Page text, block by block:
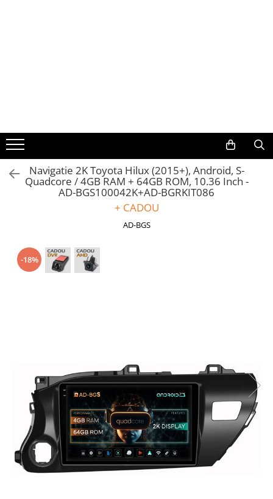
Volkswagen
Audi
Skoda
Hyundai
Toyota
Seat
Kia
Navigatie 2K Toyota Hilux (2015+), Android, S-
Quadcore / 4GB RAM + 64GB ROM, 10.36 Inch -
AD-BGS100042K+AD-BGRKIT086
+ CADOU
AD-BGS
-18%